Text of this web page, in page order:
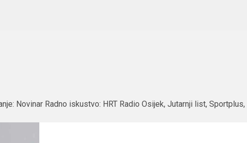
Novinar Radno iskustvo: HRT Radio Osijek, Jutarnji list, Sportplus,